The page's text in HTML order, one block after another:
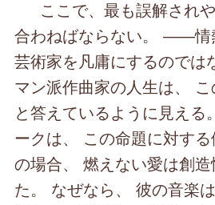
ここで、最も誤解され
合わねばならない。 ――情
芸術家を凡庸にするのでは
マン派作曲家の人生は、 こ
と答えているように見える
ークは、 この命題に対す
の場合、 燃えない愛は創
た。 なぜなら、 彼の音楽